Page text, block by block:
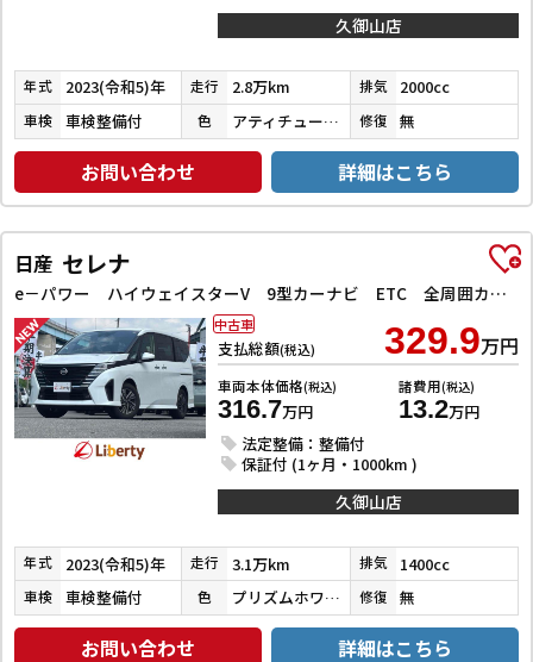
久御山店
年式 2023(令和5)年 走行 2.8万km 排気 2000cc
車検 車検整備付 色 アティチュードブラックマイカ 修復 無
お問い合わせ 詳細はこちら
日産 セレナ
e－パワー ハイウェイスターV 9型カーナビ ETC 全周囲カメラ TV クリアランスソナー オートクルーズコントロール 衝突被害軽減システム 両側電動スライドドア LEDヘッドランプ スマートキー アイドリングストップ
支払総額(税込) 329.9万円
車両本体価格(税込)
316.7万円
諸費用(税込)
13.2万円
法定整備：整備付
保証付 (1ヶ月・1000km )
中古車
久御山店
年式 2023(令和5)年 走行 3.1万km 排気 1400cc
車検 車検整備付 色 プリズムホワイト 修復 無
お問い合わせ 詳細はこちら